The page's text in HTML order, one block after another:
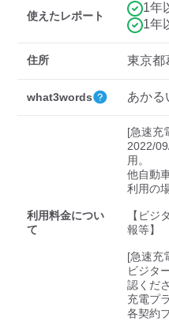
検
使えたレポート
1年
1年
住所 東京都
what3words あかる
利用料金につい
て
[急速充
2022/
用。
他自動
利用の
【ビジ
報等】
[急速充
ビジタ
認くだ
充電プ
各契約